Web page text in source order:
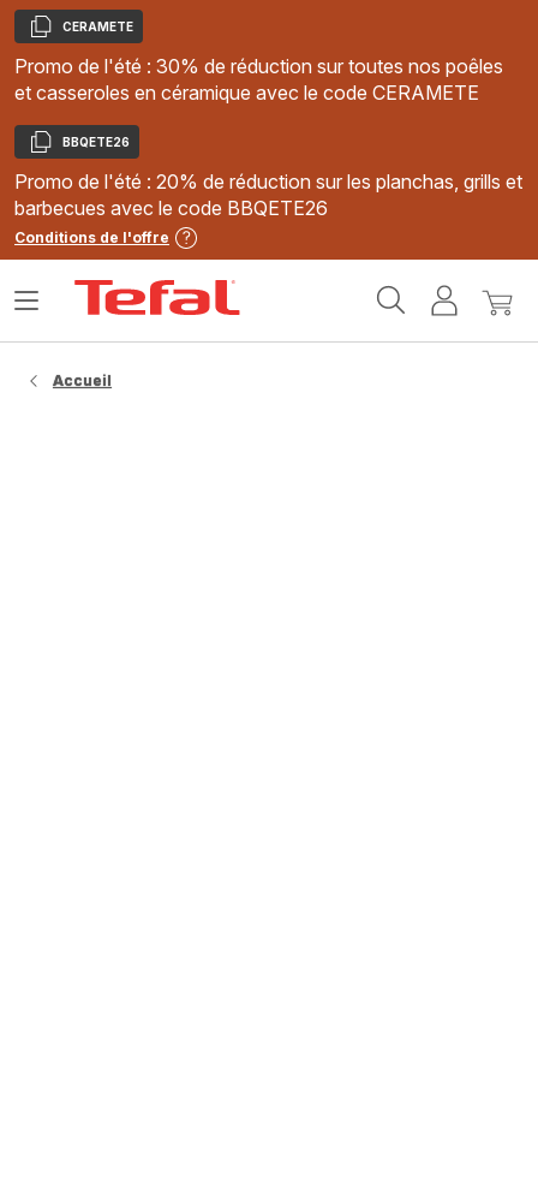
Copier
CERAMETE
Promo de l'été : 30% de réduction sur toutes nos poêles
et casseroles en céramique avec le code CERAMETE
Copier
BBQETE26
Promo de l'été : 20% de réduction sur les planchas, grills et
barbecues avec le code BBQETE26
Conditions de l'offre
MonMon
Ouvrir
Accueil